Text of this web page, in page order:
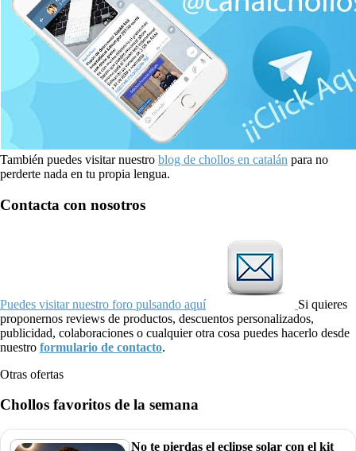
También puedes visitar nuestro blog de chollos en catalán para no
perderte nada en tu propia lengua.
Contacta con nosotros
Puedes visitar nuestro foro pulsando aquí
Si quieres
proponernos reviews de productos, descuentos personalizados,
publicidad, colaboraciones o cualquier otra cosa puedes hacerlo desde
nuestro formulario de contacto.
Otras ofertas
Chollos favoritos de la semana
No te pierdas el eclipse solar con el kit